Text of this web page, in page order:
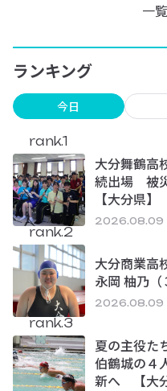
一
ランキング
今日
rank.1
大分舞鶴高
続出場 被
【大分県】
2026.08.09
rank.2
大分商業高
永岡 柚乃
2026.08.09
rank.3
夏の主役
伯鶴城の４
新へ 【大